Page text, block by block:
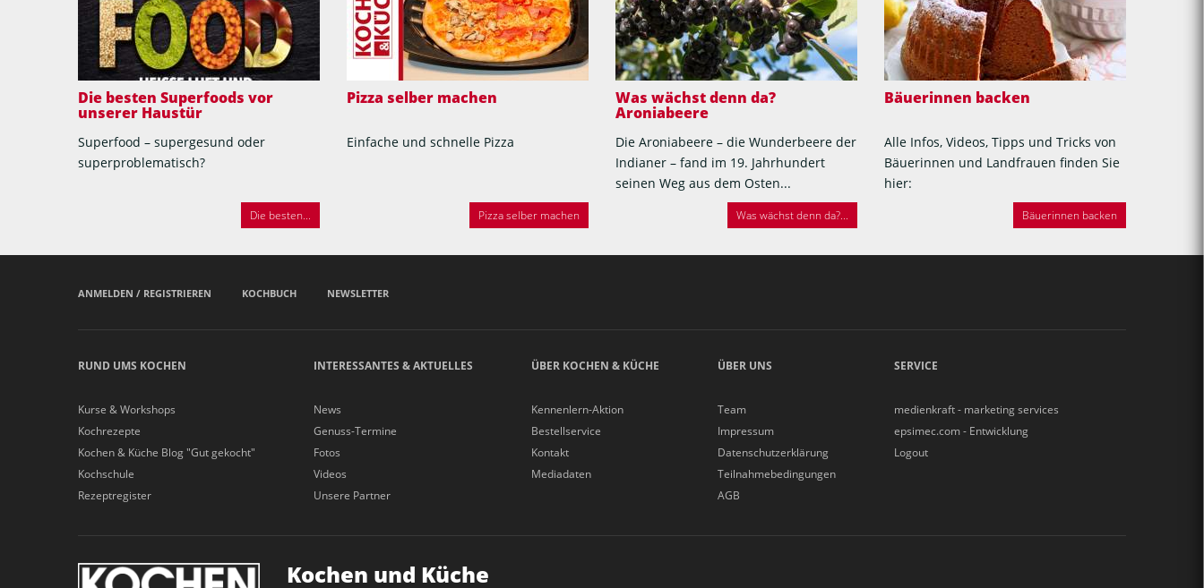
Die besten Superfoods vor
unserer Haustür
Superfood – supergesund oder
superproblematisch?
Die besten...
Pizza selber machen
Einfache und schnelle Pizza
Pizza selber machen
Was wächst denn da?
Aroniabeere
Die Aroniabeere – die Wunderbeere der
Indianer – fand im 19. Jahrhundert
seinen Weg aus dem Osten...
Was wächst denn da?...
Bäuerinnen backen
Alle Infos, Videos, Tipps und Tricks von
Bäuerinnen und Landfrauen finden Sie
hier:
Bäuerinnen backen
ANMELDEN / REGISTRIEREN KOCHBUCH NEWSLETTER
RUND UMS KOCHEN
Kurse & Workshops
Kochrezepte
Kochen & Küche Blog "Gut gekocht"
Kochschule
Rezeptregister
INTERESSANTES & AKTUELLES
News
Genuss-Termine
Fotos
Videos
Unsere Partner
ÜBER KOCHEN & KÜCHE
Kennenlern-Aktion
Bestellservice
Kontakt
Mediadaten
ÜBER UNS
Team
Impressum
Datenschutzerklärung
Teilnahmebedingungen
AGB
SERVICE
medienkraft - marketing services
epsimec.com - Entwicklung
Logout
Kochen und Küche